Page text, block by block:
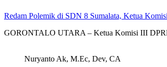
Redam Polemik di SDN 8 Sumalata, Ketua
GORONTALO UTARA – Ketua Komisi III
Nuryanto Ak, M.Ec, Dev, CA